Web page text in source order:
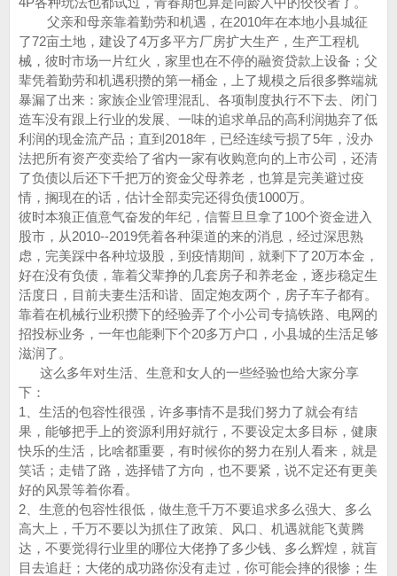
父亲和母亲靠着勤劳和机遇，在2010年在本地小县城征
了72亩土地，建设了4万多平方厂房扩大生产，生产工程机
械，彼时市场一片红火，家里也在不停的融资贷款上设备；父
辈凭着勤劳和机遇积攒的第一桶金，上了规模之后很多弊端就
暴漏了出来：家族企业管理混乱、各项制度执行不下去、闭门
造车没有跟上行业的发展、一味的追求单品的高利润抛弃了低
利润的现金流产品；直到2018年，已经连续亏损了5年，没办
法把所有资产变卖给了省内一家有收购意向的上市公司，还清
了负债以后还下千把万的资金父母养老，也算是完美避过疫
情，搁现在的话，估计全部卖完还得负债1000万。
彼时本狼正值意气奋发的年纪，信誓旦旦拿了100个资金进入
股市，从2010--2019凭着各种渠道的来的消息，经过深思熟
虑，完美踩中各种垃圾股，到疫情期间，就剩下了20万本金，
好在没有负债，靠着父辈挣的几套房子和养老金，逐步稳定生
活度日，目前夫妻生活和谐、固定炮友两个，房子车子都有。
靠着在机械行业积攒下的经验弄了个小公司专搞铁路、电网的
招投标业务，一年也能剩下个20多万户口，小县城的生活足够
滋润了。
这么多年对生活、生意和女人的一些经验也给大家分享
下：
1、生活的包容性很强，许多事情不是我们努力了就会有结
果，能够把手上的资源利用好就行，不要设定太多目标，健康
快乐的生活，比啥都重要，有时候你的努力在别人看来，就是
笑话；走错了路，选择错了方向，也不要紧，说不定还有更美
好的风景等着你看。
2、生意的包容性很低，做生意千万不要追求多么强大、多么
高大上，千万不要以为抓住了政策、风口、机遇就能飞黄腾
达，不要觉得行业里的哪位大佬挣了多少钱、多么辉煌，就盲
目去追赶；大佬的成功路你没有走过，你可能会摔的很惨；生